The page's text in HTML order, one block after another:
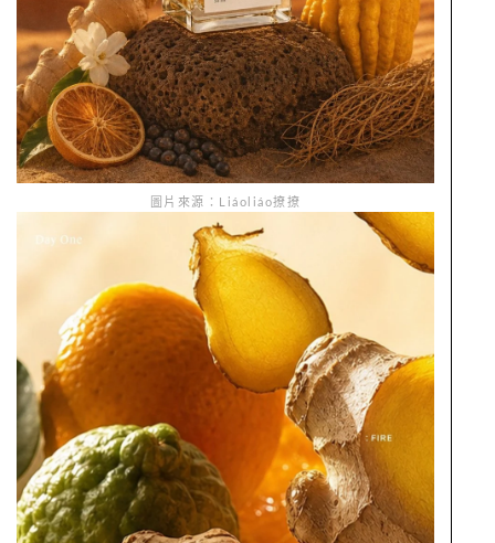
圖片來源：Liáoliáo撩撩